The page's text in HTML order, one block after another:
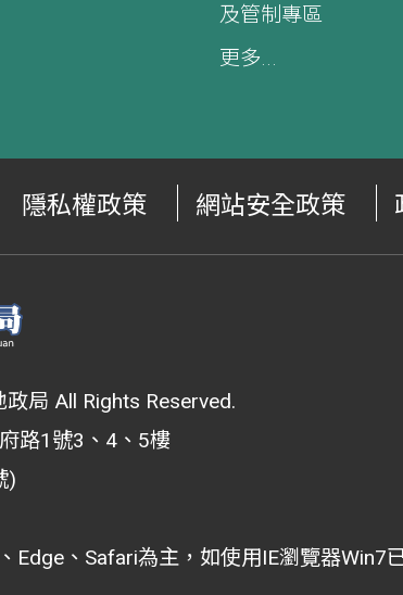
及管制專區
更多...
隱私權政策 網站安全政策
局 All Rights Reserved.
路1號3、4、5樓
)
Edge、Safari為主，如使用IE瀏覽器Win7